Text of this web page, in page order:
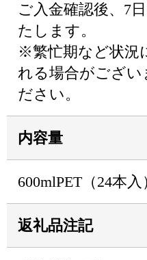
ご入金確認後、7
たします。
※繁忙期など状況
れる場合がござい
ださい。
内容量
600mlPET（24本
返礼品注記